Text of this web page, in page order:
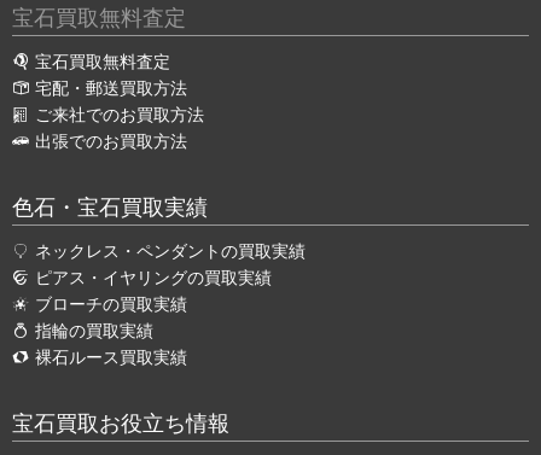
宝石買取無料査定
宝石買取無料査定
宅配・郵送買取方法
ご来社でのお買取方法
出張でのお買取方法
色石・宝石買取実績
ネックレス・ペンダントの買取実績
ピアス・イヤリングの買取実績
ブローチの買取実績
指輪の買取実績
裸石ルース買取実績
宝石買取お役立ち情報